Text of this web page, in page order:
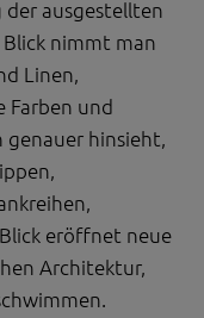
der
Eine
die Funktion
zugeordnet
Vimeo eingebunden.
Dieser Modus
über die
sich das Video
ausgestellten
nimmt man
Linen,
Farben und
hinsieht,
eröffnet neue
Architektur,